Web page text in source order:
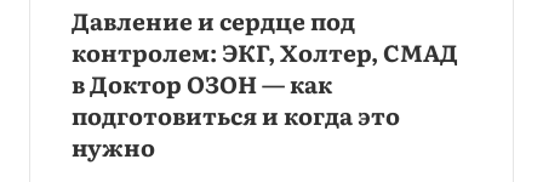
Давление и сердце под
контролем: ЭКГ, Холтер, СМАД
в Доктор ОЗОН — как
подготовиться и когда это
нужно